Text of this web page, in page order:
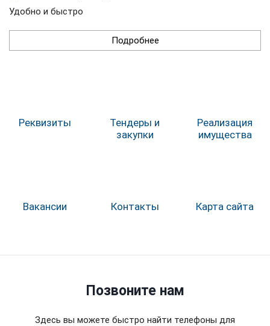
Удобно и быстро
Подробнее
Реквизиты
Тендеры и
закупки
Реализация
имущества
Вакансии Контакты Карта сайта
Позвоните нам
Здесь вы можете быстро найти телефоны для